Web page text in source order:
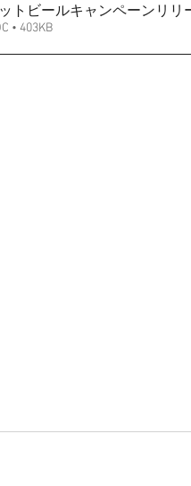
トビールキャンペーンリリ
• 403KB